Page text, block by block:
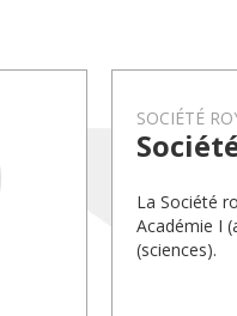
SOCIÉTÉ
La Société
Académie I
(sciences).